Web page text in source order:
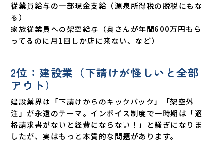
従業員給与の一部現金支給（源泉所得税の脱税にもな
る）
家族従業員への架空給与（奥さんが年間600万円もら
ってるのに月1回しか店に来ない、など）
2位：建設業（下請けが怪しいと全部
アウト）
建設業界は「下請けからのキックバック」「架空外
注」が永遠のテーマ。インボイス制度で一時期は「適
格請求書がないと経費にならない！」と騒ぎになりま
したが、実はもっと本質的な問題があります。